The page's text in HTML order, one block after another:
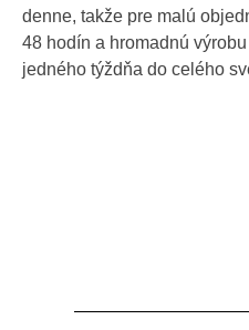
denne, takže pre malú
48 hodín a hromadnú
jedného týždňa do celého